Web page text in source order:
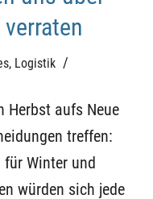
, Logistik /
Herbst aufs Neue
treffen:
Winter und
würden sich jede